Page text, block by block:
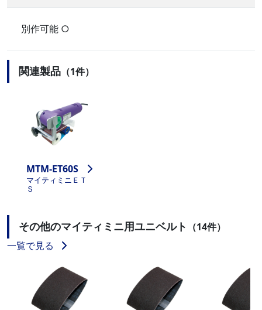
別作可能 ○
関連製品 （1件）
MTM-ET60S
マイティミニＥＴ
Ｓ
その他のマイティミニ用ユニベルト （14件）
一覧で見る